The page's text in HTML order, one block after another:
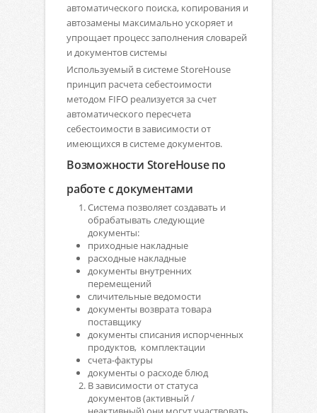
автоматического поиска, копирования и
автозамены максимально ускоряет и
упрощает процесс заполнения словарей
и документов системы
Используемый в системе StoreHouse
принцип расчета себестоимости
методом FIFO реализуется за счет
автоматического пересчета
себестоимости в зависимости от
имеющихся в системе документов.
Возможности StoreHouse по
работе с документами
Система позволяет создавать и
обрабатывать следующие
документы:
приходные накладные
расходные накладные
документы внутренних
перемещений
сличительные ведомости
документы возврата товара
поставщику
документы списания испорченных
продуктов, комплектации
счета-фактуры
документы о расходе блюд
В зависимости от статуса
документов (активный /